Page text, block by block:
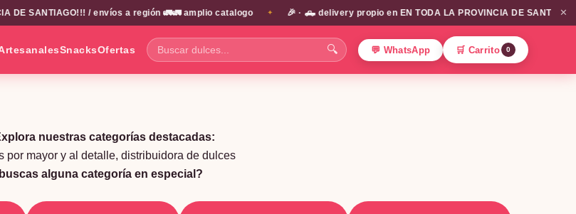
/ envíos a región 🚛🚛 amplio catalogo ✦ 🎉 · 🛻 delivery propio en EN TODA LA PROVINCIA DE SANTIAGO!!! / ✕
SnacksOfertas
Buscar
dulces...
🔍 💬 WhatsApp 🛒 Carrito 0
nuestras categorías destacadas:
alguna categoría en especial?